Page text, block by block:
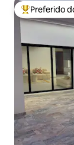
Entre os
Preferido